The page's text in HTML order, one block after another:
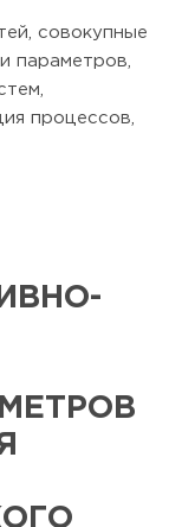
совокупные
параметров,
процессов,